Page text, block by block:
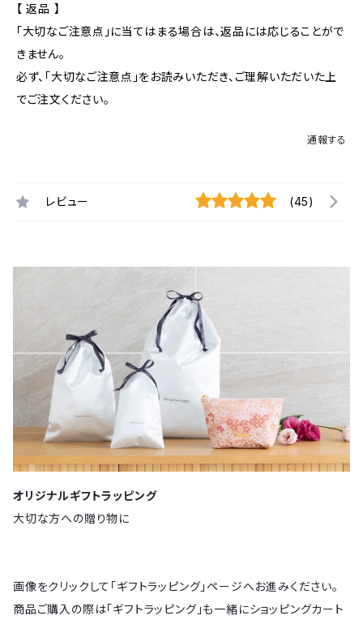
【 返品 】
「大切なご注意点」に当てはまる場合は、返品には応じることがで
きません。
必ず、「大切なご注意点」をお読みいただき、ご理解いただいた上
でご注文ください。
通報する
レビュー (45)
オリジナルギフトラッピング
大切な方への贈り物に
画像をクリックして「ギフトラッピング」ページへお進みください。
商品ご購入の際は「ギフトラッピング」も一緒にショッピングカート